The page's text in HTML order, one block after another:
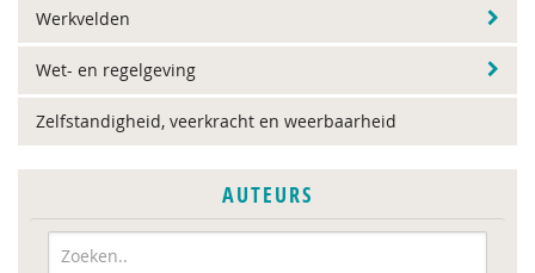
Werkvelden
Wet- en regelgeving
Zelfstandigheid, veerkracht en weerbaarheid
AUTEURS